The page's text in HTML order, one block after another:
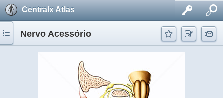
Centralx Atlas
Nervo Acessório